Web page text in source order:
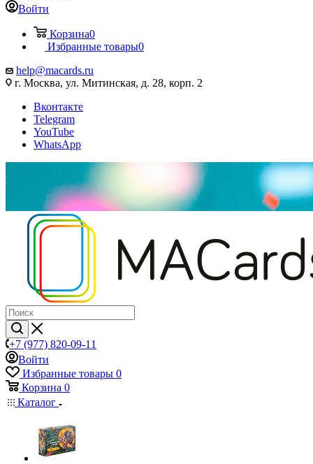
Войти
Корзина0
Избранные товары0
help@macards.ru
г. Москва, ул. Митинская, д. 28, корп. 2
Вконтакте
Telegram
YouTube
WhatsApp
+7 (977) 820-09-11
Войти
Избранные товары 0
Корзина 0
Каталог